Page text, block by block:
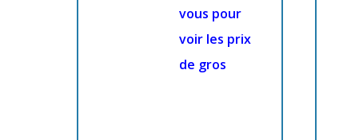
vous pour
voir les prix
de gros